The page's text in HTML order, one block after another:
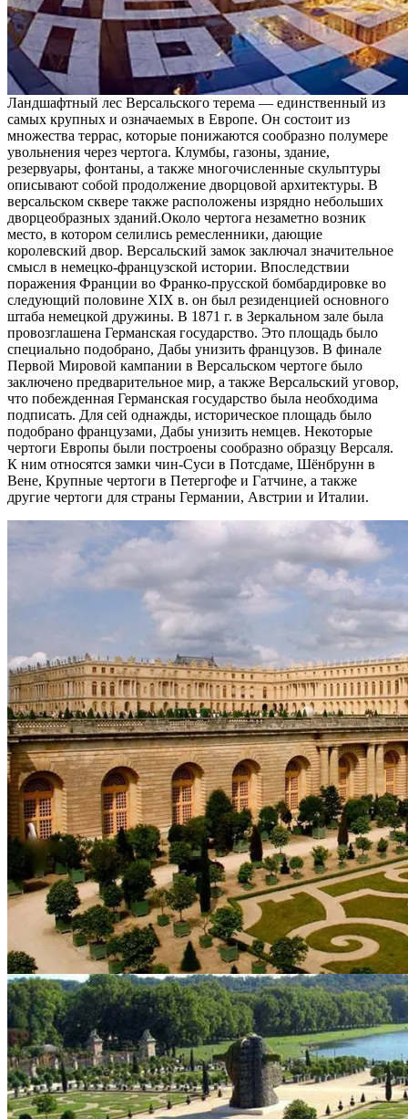
Ландшафтный лес Версальского терема — единственный из
самых крупных и означаемых в Европе. Он состоит из
множества террас, которые понижаются сообразно полумере
увольнения через чертога. Клумбы, газоны, здание,
резервуары, фонтаны, а также многочисленные скульптуры
описывают собой продолжение дворцовой архитектуры. В
версальском сквере также расположены изрядно небольших
дворцеобразных зданий.Около чертога незаметно возник
место, в котором селились ремесленники, дающие
королевский двор. Версальский замок заключал значительное
смысл в немецко-французской истории. Впоследствии
поражения Франции во Франко-прусской бомбардировке во
следующий половине XIX в. он был резиденцией основного
штаба немецкой дружины. В 1871 г. в Зеркальном зале была
провозглашена Германская государство. Это площадь было
специально подобрано, Дабы унизить французов. В финале
Первой Мировой кампании в Версальском чертоге было
заключено предварительное мир, а также Версальский уговор,
что побежденная Германская государство была необходима
подписать. Для сей однажды, историческое площадь было
подобрано французами, Дабы унизить немцев. Некоторые
чертоги Европы были построены сообразно образцу Версаля.
К ним относятся замки чин-Суси в Потсдаме, Шёнбрунн в
Вене, Крупные чертоги в Петергофе и Гатчине, а также
другие чертоги для страны Германии, Австрии и Италии.